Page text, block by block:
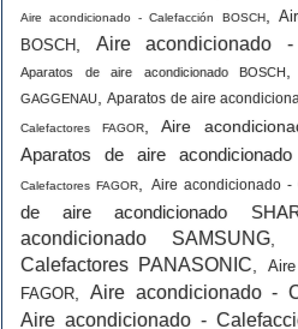
Aire acondicionado - Calefacción BOSCH,
BOSCH
Aire acondicionado
Aparatos de aire acondicionado BOSCH
GAGGENAU
,Aparatos de aire
Calefactores FAGOR, Aire
Aparatos de aire
Calefactores FAGOR Aire acondicionado -
de aire acondicionado
acondicionado SAMSUNG
Calefactores PANASONIC
FAGOR
Aire acondicionado -
Aire acondicionado -